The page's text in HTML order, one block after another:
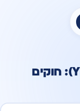
SEO לאתרים רפואיים (YMYL): חוקים